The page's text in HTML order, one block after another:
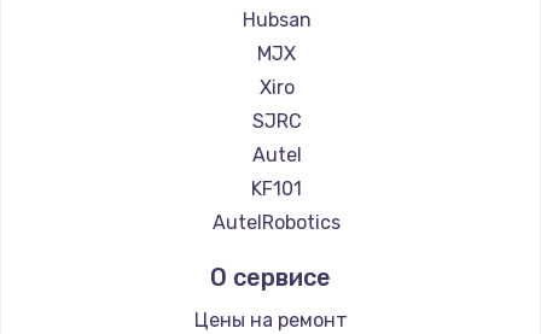
Hubsan
MJX
Xiro
SJRC
Autel
KF101
AutelRobotics
О сервисе
Цены на ремонт